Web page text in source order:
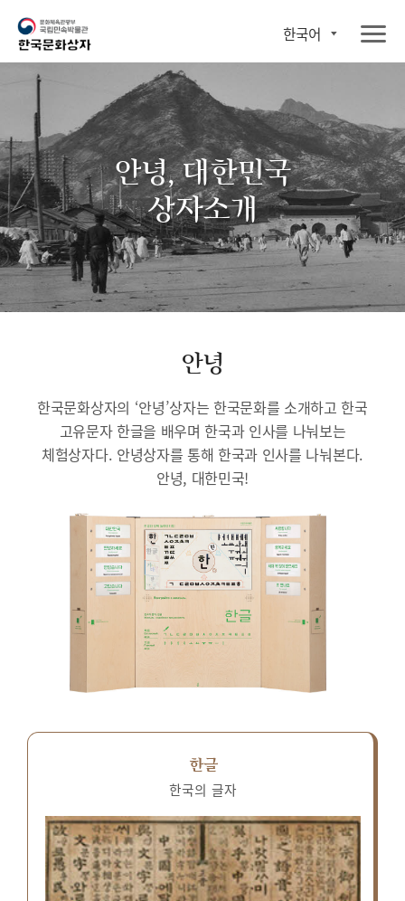
한국어
안녕, 대한민국
상자소개
안녕
한국문화상자의 ‘안녕’상자는 한국문화를 소개하고 한국
고유문자 한글을 배우며 한국과 인사를 나눠보는
체험상자다. 안녕상자를 통해 한국과 인사를 나눠본다.
안녕, 대한민국!
한글
한국의 글자